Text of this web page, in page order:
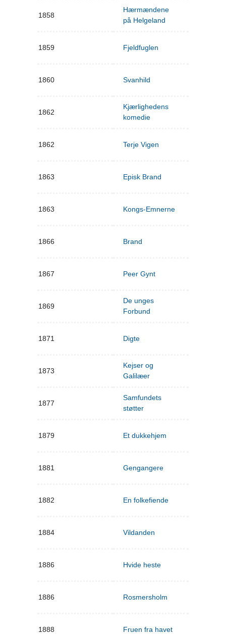
1858
Hærmændene
på Helgeland
1859 Fjeldfuglen
1860 Svanhild
1862
Kjærlighedens
komedie
1862 Terje Vigen
1863 Episk Brand
1863 Kongs-Emnerne
1866 Brand
1867 Peer Gynt
1869
De unges
Forbund
1871 Digte
1873
Kejser og
Galilæer
1877
Samfundets
støtter
1879 Et dukkehjem
1881 Gengangere
1882 En folkefiende
1884 Vildanden
1886 Hvide heste
1886 Rosmersholm
1888 Fruen fra havet